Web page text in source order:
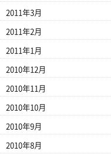
2011年3月
2011年2月
2011年1月
2010年12月
2010年11月
2010年10月
2010年9月
2010年8月